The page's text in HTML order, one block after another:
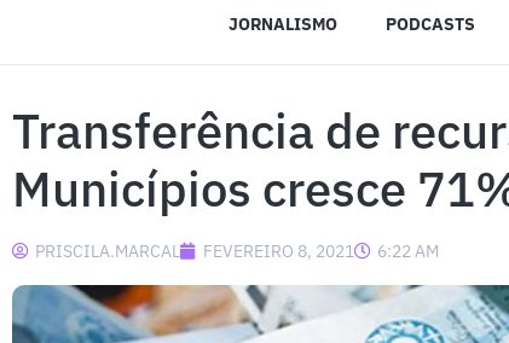
JORNALISMO PODCASTS
Transferência de
Municípios cresce
PRISCILA.MARCAL FEVEREIRO 8, 2021 6:22 AM